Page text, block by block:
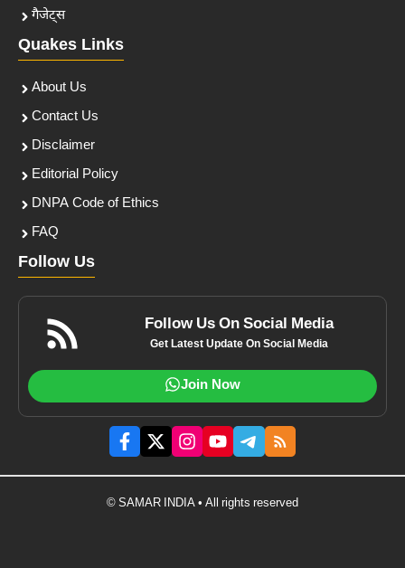
गैजेट्स
Quakes Links
About Us
Contact Us
Disclaimer
Editorial Policy
DNPA Code of Ethics
FAQ
Follow Us
Follow Us On Social Media
Get Latest Update On Social Media
Join Now
© SAMAR INDIA • All rights reserved